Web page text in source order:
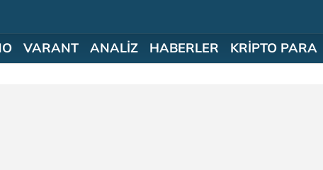
VARANT ANALİZ HABERLER KRİPTO PARA